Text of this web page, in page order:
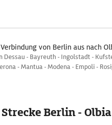
von Berlin aus nach
Dessau - Bayreuth - Ingolstadt -
- Mantua - Modena - Empoli -
Berlin - Olbia